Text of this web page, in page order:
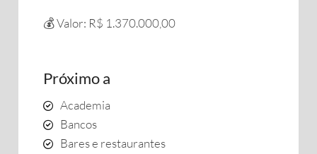
💰 Valor: R$ 1.370.000,00
Próximo a
Academia
Bancos
Bares e restaurantes